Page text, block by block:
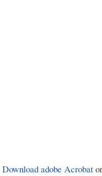
Download adobe Acrobat or